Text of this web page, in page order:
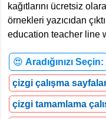
kağıtlarını ücretsiz
örnekleri yazıcıdan
education teacher line
😍 Aradığınızı Seçin:
çizgi çalışma
çizgi tamamlama